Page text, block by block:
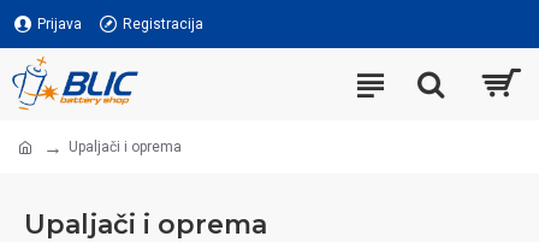
Prijava Registracija
Upaljači i oprema
Upaljači i oprema